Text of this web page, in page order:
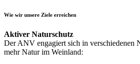
Wie wir unsere Ziele erreichen
Aktiver Naturschutz
Der ANV engagiert sich in verschiedenen
mehr Natur im Weinland: